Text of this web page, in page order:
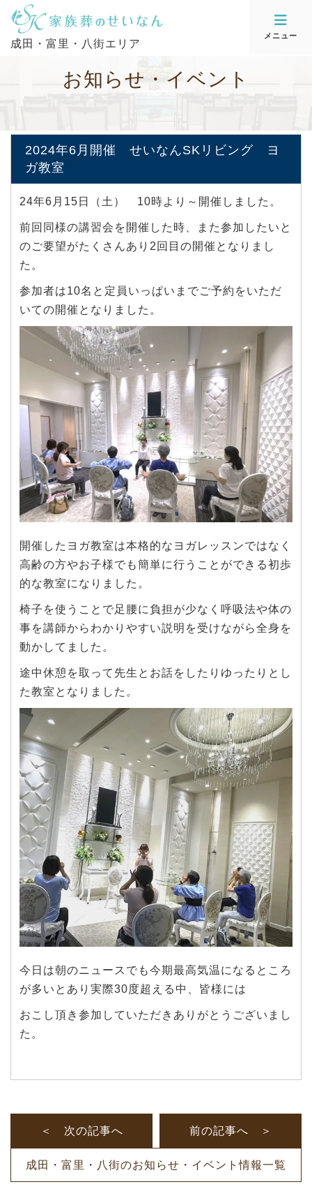
成田・富里・八街エリア
メニュー
お知 らせ ・ イ ベン ト
2024年6月開催 せいなんSKリビング ヨ
ガ教室
24年6月15日（土） 10時より～開催しました。
前回同様の講習会を開催した時、また参加したいと
のご要望がたくさんあり2回目の開催となりまし
た。
参加者は10名と定員いっぱいまでご予約をいただ
いての開催となりました。
開催したヨガ教室は本格的なヨガレッスンではなく
高齢の方やお子様でも簡単に行うことができる初歩
的な教室になりました。
椅子を使うことで足腰に負担が少なく呼吸法や体の
事を講師からわかりやすい説明を受けながら全身を
動かしてました。
途中休憩を取って先生とお話をしたりゆったりとし
た教室となりました。
今日は朝のニュースでも今期最高気温になるところ
が多いとあり実際30度超える中、皆様には
おこし頂き参加していただきありがとうございまし
た。
＜ 次の記事へ
成田・富里・八街のお知らせ・イベント情報一覧
前の記事へ ＞